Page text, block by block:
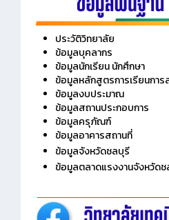
ประวัติวิทยาลัย
ข้อมูลบุคลากร
ข้อมูลนักเรียน นักศึกษา
ข้อมูลหลักสูตรการเรียนการ
ข้อมูลงบประมาณ
ข้อมูลสถานประกอบการ
ข้อมูลครุภัณฑ์
ข้อมูลอาคารสถานที่
ข้อมูลจังหวัดชลบุรี